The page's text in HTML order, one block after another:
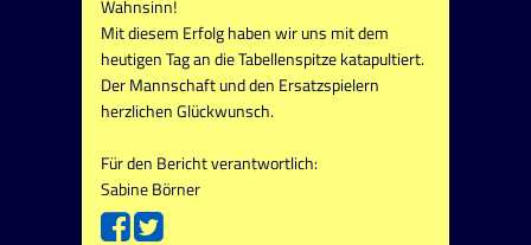
Wahnsinn!
Mit diesem Erfolg haben wir uns mit dem
heutigen Tag an die Tabellenspitze katapultiert.
Der Mannschaft und den Ersatzspielern
herzlichen Glückwunsch.
Für den Bericht verantwortlich:
Sabine Börner